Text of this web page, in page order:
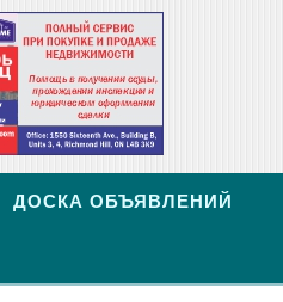
ДОСКА ОБЪЯВЛЕНИЙ